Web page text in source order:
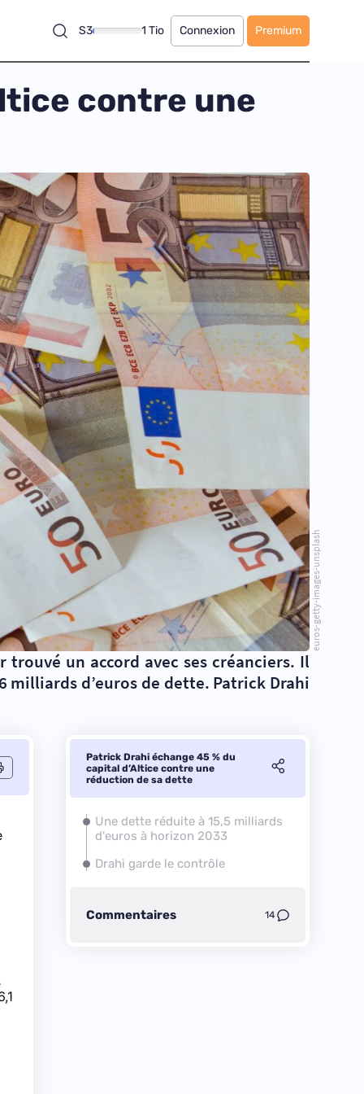
S3 1 Tio Connexion Premium
contre une
euros-getty-images-unsplash
trouvé un accord avec ses créanciers. Il
milliards d’euros de dette. Patrick Drahi
Patrick Drahi échange 45 % du
capital d’Altice contre une
réduction de sa dette
Une dette réduite à 15,5 milliards
d'euros à horizon 2033
Drahi garde le contrôle
Commentaires 14